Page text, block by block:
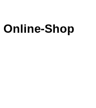
Online-Shop